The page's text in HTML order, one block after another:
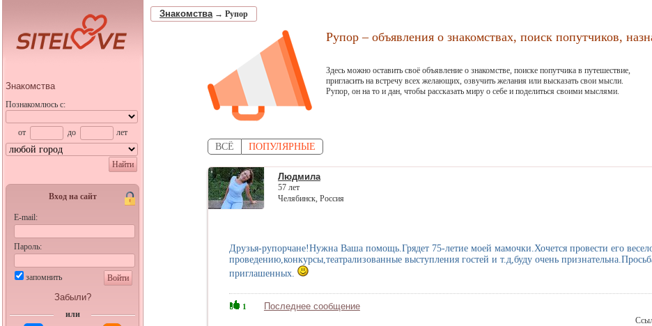
Знакомства
Познакомлюсь с:
от до лет
Найти
Вход на сайт
E-mail:
Пароль:
запомнить Войти
Забыли?
или
Знакомства→ Рупор
Рупор – объявления о знакомствах, поиск попутчиков,
Здесь можно оставить своё объявление о знакомстве, поиске попутчика в путешествие,
пригласить на встречу всех желающих, озвучить желания или высказать свои мысли.
Рупор, он на то и дан, чтобы рассказать миру о себе и поделиться своими мыслями.
ВСЁ ПОПУЛЯРНЫЕ
Людмила
57 лет
Челябинск, Россия
Друзья-рупорчане!Нужна Ваша помощь.Грядет 75-летие моей мамочки.Хочется провести его
проведению,конкурсы,театрализованные выступления гостей и т.д,буду очень
приглашенных.
1 Последнее сообщение